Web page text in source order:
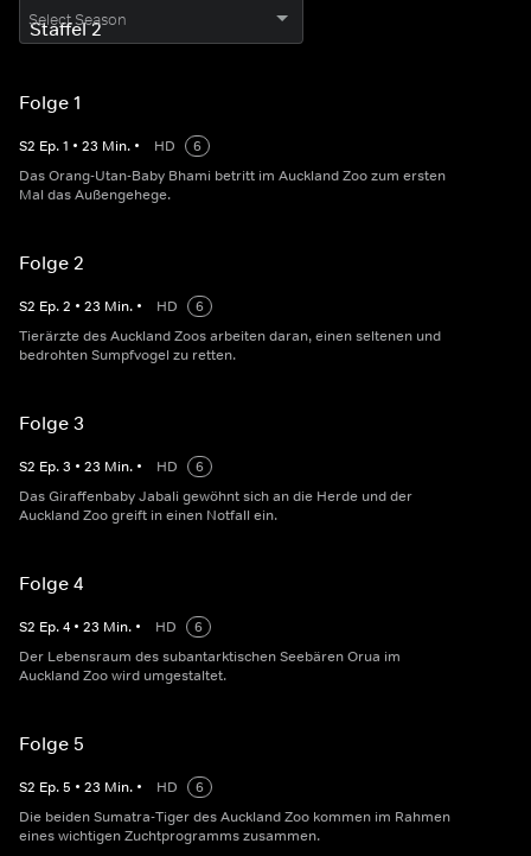
Select Season
Folge 1
S2 Ep.1 • 23 Min. • HD
6
Das Orang-Utan-Baby Bhami betritt im Auckland Zoo zum ersten
Mal das Außengehege.
Folge 2
S2 Ep.2 • 23 Min. • HD
6
Tierärzte des Auckland Zoos arbeiten daran, einen seltenen und
bedrohten Sumpfvogel zu retten.
Folge 3
S2 Ep.3 • 23 Min. • HD
6
Das Giraffenbaby Jabali gewöhnt sich an die Herde und der
Auckland Zoo greift in einen Notfall ein.
Folge 4
S2 Ep.4 • 23 Min. • HD
6
Der Lebensraum des subantarktischen Seebären Orua im
Auckland Zoo wird umgestaltet.
Folge 5
S2 Ep.5 • 23 Min. • HD
6
Die beiden Sumatra-Tiger des Auckland Zoo kommen im Rahmen
eines wichtigen Zuchtprogramms zusammen.